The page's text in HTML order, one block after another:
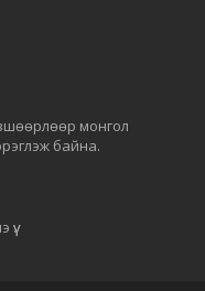
монгол
байна.